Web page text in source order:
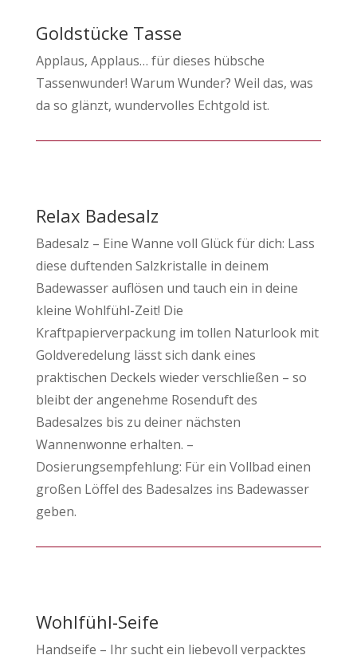
Goldstücke Tasse
Applaus, Applaus… für dieses hübsche
Tassenwunder! Warum Wunder? Weil das, was
da so glänzt, wundervolles Echtgold ist.
Relax Badesalz
Badesalz – Eine Wanne voll Glück für dich: Lass
diese duftenden Salzkristalle in deinem
Badewasser auflösen und tauch ein in deine
kleine Wohlfühl-Zeit! Die
Kraftpapierverpackung im tollen Naturlook mit
Goldveredelung lässt sich dank eines
praktischen Deckels wieder verschließen – so
bleibt der angenehme Rosenduft des
Badesalzes bis zu deiner nächsten
Wannenwonne erhalten. –
Dosierungsempfehlung: Für ein Vollbad einen
großen Löffel des Badesalzes ins Badewasser
geben.
Wohlfühl-Seife
Handseife – Ihr sucht ein liebevoll verpacktes